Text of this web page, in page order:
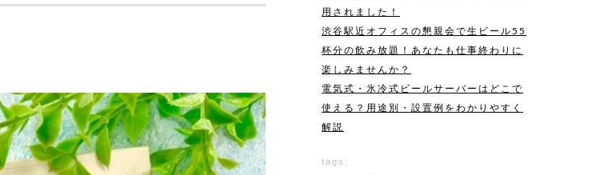
用されました！
渋谷駅近オフィスの懇親会で生ビール55
杯分の飲み放題！あなたも仕事終わりに
楽しみませんか？
電気式・氷冷式ビールサーバーはどこで
使える？用途別・設置例をわかりやすく
解説
tags: